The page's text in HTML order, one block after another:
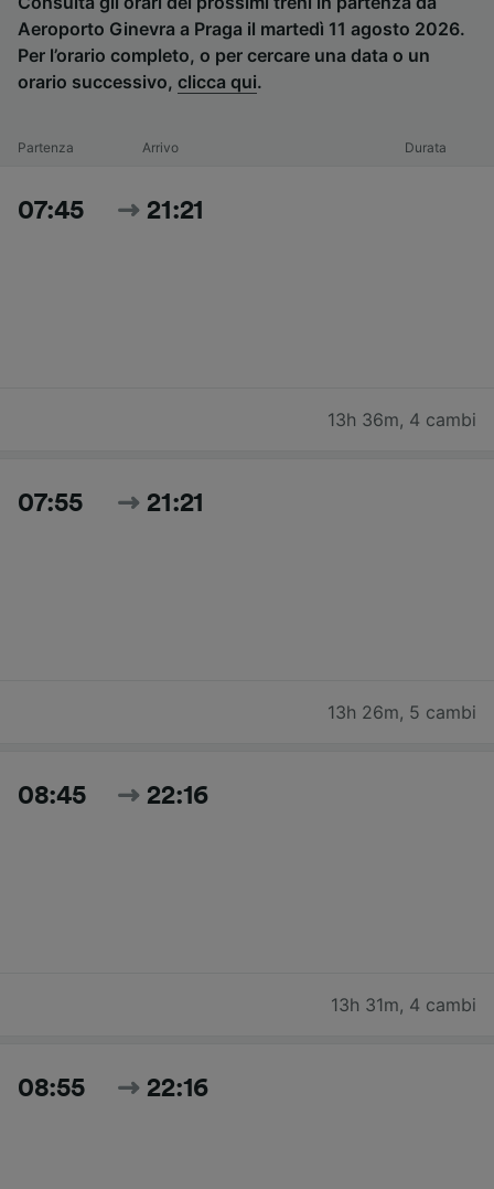
Aeroporto Ginevra a Praga il martedì 11 agosto 2026.
Per l’orario completo, o per cercare una data o un
orario successivo, clicca qui.
Partenza Arrivo Durata
07:45 21:21
13h 36m, 4 cambi
07:55 21:21
13h 26m, 5 cambi
08:45 22:16
13h 31m, 4 cambi
08:55 22:16